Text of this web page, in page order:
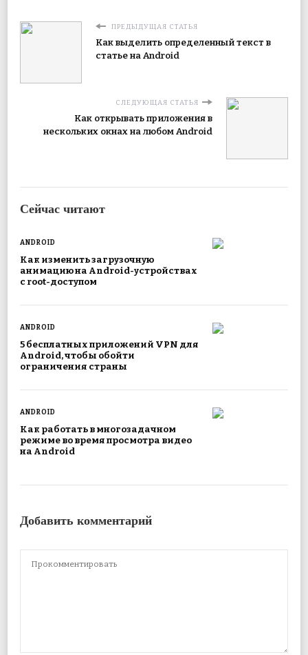
ПРЕДЫДУЩАЯ СТАТЬЯ
Как выделить определенный текст в
статье на Android
СЛЕДУЮЩАЯ СТАТЬЯ
Как открывать приложения в
нескольких окнах на любом Android
Сейчас читают
ANDROID
Как изменить загрузочную
анимацию на Android-устройствах
с root-доступом
ANDROID
5 бесплатных приложений VPN для
Android, чтобы обойти
ограничения страны
ANDROID
Как работать в многозадачном
режиме во время просмотра видео
на Android
Добавить комментарий